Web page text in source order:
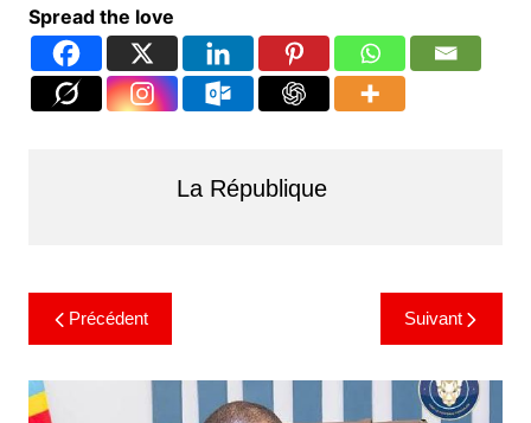
Spread the love
La République
Précédent Suivant